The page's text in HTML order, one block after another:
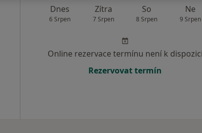
Dnes
6 Srpen
Zítra
7 Srpen
So
8 Srpen
Ne
9 Srpen
Online rezervace termínu není k dispozici
Rezervovat termín